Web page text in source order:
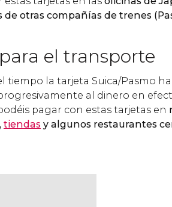
de otras compañías de trenes
el transporte
tiempo la tarjeta Suica/Pasmo
al dinero en
pagar con estas tarjetas en
tiendas y algunos restaurantes